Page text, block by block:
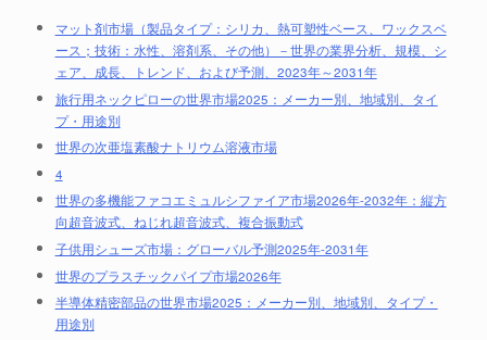
マット剤市場（製品タイプ：シリカ、熱可塑性ベース、ワックスベ
ース；技術：水性、溶剤系、その他）－世界の業界分析、規模、シ
ェア、成長、トレンド、および予測、2023年～2031年
旅行用ネックピローの世界市場2025：メーカー別、地域別、タイ
プ・用途別
世界の次亜塩素酸ナトリウム溶液市場
4
世界の多機能ファコエミュルシファイア市場2026年-2032年：縦方
向超音波式、ねじれ超音波式、複合振動式
子供用シューズ市場：グローバル予測2025年-2031年
世界のプラスチックパイプ市場2026年
半導体精密部品の世界市場2025：メーカー別、地域別、タイプ・
用途別